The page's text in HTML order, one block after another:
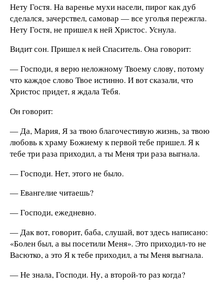
Нету Гостя. На варенье мухи насели, пирог как дуб
сделался, зачерствел, самовар — все уголья пережгла.
Нету Гостя, не пришел к ней Христос. Уснула.
Видит сон. Пришел к ней Спаситель. Она говорит:
— Господи, я верю неложному Твоему слову, потому
что каждое слово Твое истинно. И вот сказали, что
Христос придет, я ждала Тебя.
Он говорит:
— Да, Мария, Я за твою благочестивую жизнь, за твою
любовь к храму Божиему к первой тебе пришел. Я к
тебе три раза приходил, а ты Меня три раза выгнала.
— Господи. Нет, этого не было.
— Евангелие читаешь?
— Господи, ежедневно.
— Дак вот, говорит, баба, слушай, вот здесь написано:
«Болен был, а вы посетили Меня». Это приходил-то не
Васютко, а это Я к тебе приходил, а ты Меня выгнала.
— Не знала, Господи. Ну, а второй-то раз когда?